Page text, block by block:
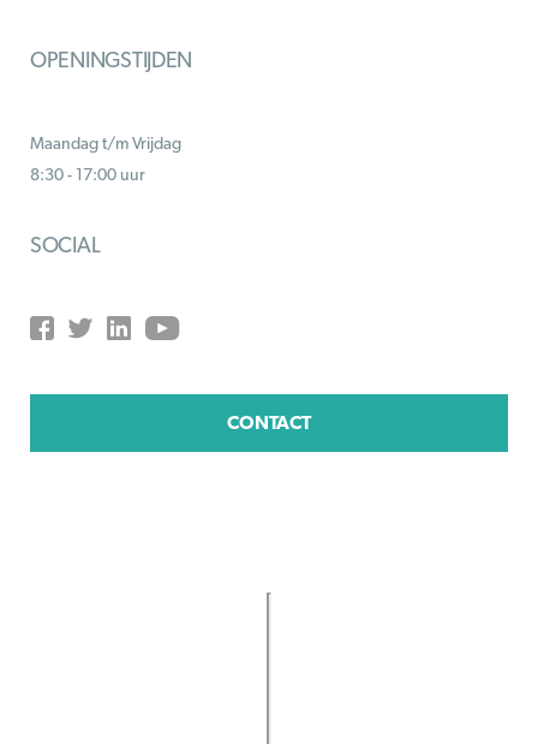
OPENINGSTIJDEN
Maandag t/m Vrijdag
8:30 - 17:00 uur
SOCIAL
CONTACT